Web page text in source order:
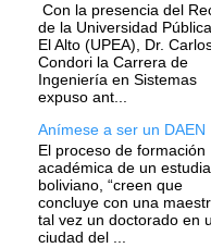
Con la presencia del
de la Universidad
El Alto (UPEA), Dr.
Condori la Carrera de
Ingeniería en Sistemas
expuso ant...
Anímese a ser un DAEN
El proceso de formación
académica de un
boliviano, “creen que
concluye con una
tal vez un doctorado en
ciudad del ...